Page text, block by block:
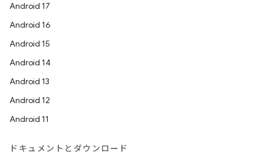
Android 17
Android 16
Android 15
Android 14
Android 13
Android 12
Android 11
ドキュメントとダウンロード